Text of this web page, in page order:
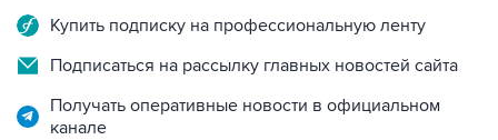
Купить подписку на профессиональную ленту
Подписаться на рассылку главных новостей сайта
Получать оперативные новости в официальном
канале